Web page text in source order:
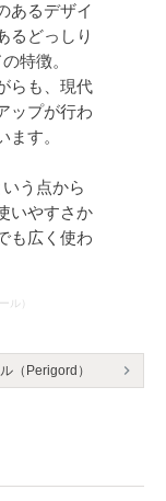
あるデザイ
るどっしり
特徴。
らも、現代
ップが行わ
す。
う点から
いやすさか
も広く使わ
ル）
（Perigord）